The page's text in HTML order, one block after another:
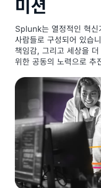
미션
Splunk는 열정적인 혁신
사람들로 구성되어 있습
책임감, 그리고 세상을
위한 공동의 노력으로 추